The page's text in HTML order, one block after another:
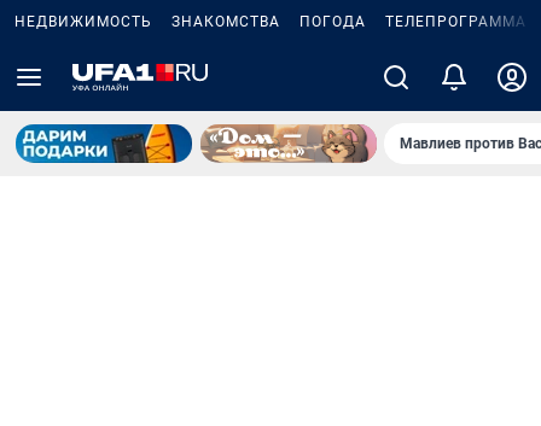
НЕДВИЖИМОСТЬ ЗНАКОМСТВА ПОГОДА ТЕЛЕПРОГРАММА
Мавлиев против